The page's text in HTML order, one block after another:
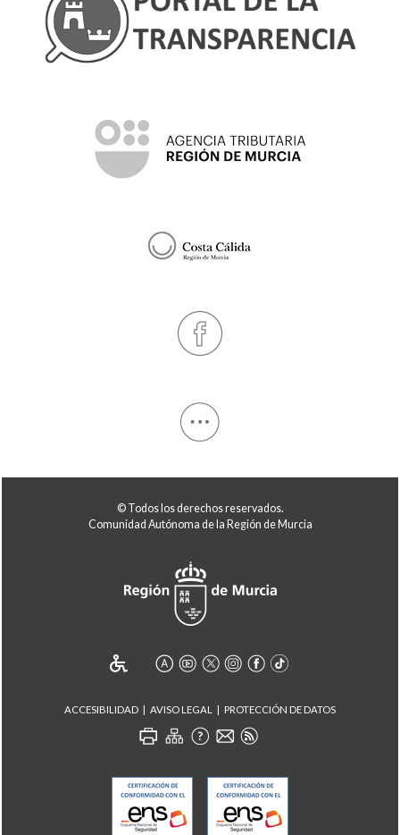
© Todos los derechos reservados.
Comunidad Autónoma de la Región de Murcia
ACCESIBILIDAD AVISO LEGAL PROTECCIÓN DE DATOS